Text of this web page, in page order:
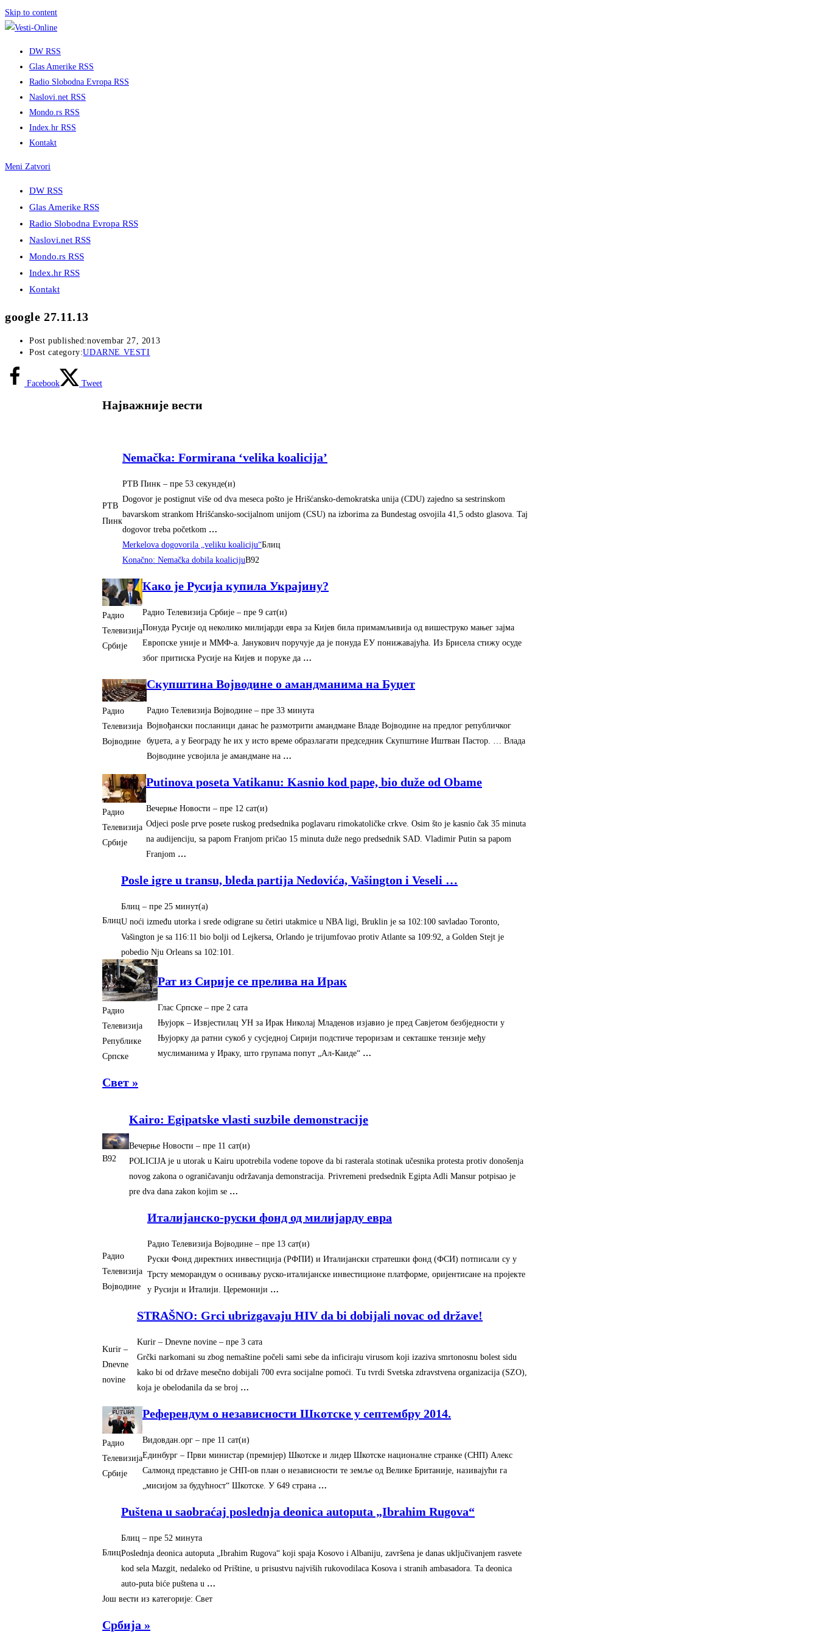
Skip to content
DW RSS
Glas Amerike RSS
Radio Slobodna Evropa RSS
Naslovi.net RSS
Mondo.rs RSS
Index.hr RSS
Kontakt
Meni Zatvori
DW RSS
Glas Amerike RSS
Radio Slobodna Evropa RSS
Naslovi.net RSS
Mondo.rs RSS
Index.hr RSS
Kontakt
google 27.11.13
Post published:novembar 27, 2013
Post category:UDARNE VESTI
Facebook Tweet
Најважније вести
РТВ
Пинк
Nemačka: Formirana ‘velika koalicija’
РТВ Пинк – ‎пре 53 секунде(и)‎
Dogovor je postignut više od dva meseca pošto je Hrišćansko-demokratska unija (CDU) zajedno sa sestrinskom
bavarskom strankom Hrišćansko-socijalnom unijom (CSU) na izborima za Bundestag osvojila 41,5 odsto glasova. Taj
dogovor treba početkom …
Merkelova dogovorila „veliku koaliciju“Блиц
Konačno: Nemačka dobila koalicijuB92
Радио
Телевизија
Србије
Како је Русија купила Украјину?
Радио Телевизија Србије – ‎пре 9 сат(и)‎
Понуда Русије од неколико милијарди евра за Кијев била примамљивија од вишеструко мањег зајма
Европске уније и ММФ-а. Јанукович поручује да је понуда ЕУ понижавајућа. Из Брисела стижу осуде
због притиска Русије на Кијев и поруке да …
Радио
Телевизија
Војводине
Скупштина Војводине о амандманима на Буџет
Радио Телевизија Војводине – ‎пре 33 минута‎
Војвођански посланици данас ће размотрити амандмане Владе Војводине на предлог републичког
буџета, а у Београду ће их у исто време образлагати председник Скупштине Иштван Пастор. … Влада
Војводине усвојила је амандмане на …
Радио
Телевизија
Србије
Putinova poseta Vatikanu: Kasnio kod pape, bio duže od Obame
Вечерње Новости – ‎пре 12 сат(и)‎
Odjeci posle prve posete ruskog predsednika poglavaru rimokatoličke crkve. Osim što je kasnio čak 35 minuta
na audijenciju, sa papom Franjom pričao 15 minuta duže nego predsednik SAD. Vladimir Putin sa papom
Franjom …
Блиц
Posle igre u transu, bleda partija Nedovića, Vašington i Veseli …
Блиц – ‎пре 25 минут(а)‎
U noći između utorka i srede odigrane su četiri utakmice u NBA ligi, Bruklin je sa 102:100 savladao Toronto,
Vašington je sa 116:11 bio bolji od Lejkersa, Orlando je trijumfovao protiv Atlante sa 109:92, a Golden Stejt je
pobedio Nju Orleans sa 102:101.
Радио
Телевизија
Републике
Српске
Рат из Сирије се прелива на Ирак
Глас Српске – ‎пре 2 сата‎
Њујорк – Извјестилац УН за Ирак Николај Младенов изјавио је пред Савјетом безбједности у
Њујорку да ратни сукоб у сусједној Сирији подстиче тероризам и секташке тензије међу
муслиманима у Ираку, што групама попут „Ал-Каиде“ …
Свет »
B92
Kairo: Egipatske vlasti suzbile demonstracije
Вечерње Новости – ‎пре 11 сат(и)‎
POLICIJA je u utorak u Kairu upotrebila vodene topove da bi rasterala stotinak učesnika protesta protiv donošenja
novog zakona o ograničavanju održavanja demonstracija. Privremeni predsednik Egipta Adli Mansur potpisao je
pre dva dana zakon kojim se …
Радио
Телевизија
Војводине
Италијанско-руски фонд од милијарду евра
Радио Телевизија Војводине – ‎пре 13 сат(и)‎
Руски Фонд директних инвестиција (РФПИ) и Италијански стратешки фонд (ФСИ) потписали су у
Трсту меморандум о оснивању руско-италијанске инвестиционе платформе, оријентисане на пројекте
у Русији и Италији. Церемонији …
Kurir –
Dnevne
novine
STRAŠNO: Grci ubrizgavaju HIV da bi dobijali novac od države!
Kurir – Dnevne novine – ‎пре 3 сата‎
Grčki narkomani su zbog nemaštine počeli sami sebe da inficiraju virusom koji izaziva smrtonosnu bolest sidu
kako bi od države mesečno dobijali 700 evra socijalne pomoći. Tu tvrdi Svetska zdravstvena organizacija (SZO),
koja je obelodanila da se broj …
Радио
Телевизија
Србије
Референдум о независности Шкотске у септембру 2014.
Видовдан.орг – ‎пре 11 сат(и)‎
Единбург – Први министар (премијер) Шкотске и лидер Шкотске националне странке (СНП) Алекс
Салмонд представио је СНП-ов план о независности те земље од Велике Британије, називајући га
„мисијом за будућност“ Шкотске. У 649 страна …
Блиц
Puštena u saobraćaj poslednja deonica autoputa „Ibrahim Rugova“
Блиц – ‎пре 52 минута‎
Poslednja deonica autoputa „Ibrahim Rugova“ koji spaja Kosovo i Albaniju, završena je danas uključivanjem rasvete
kod sela Mazgit, nedaleko od Prištine, u prisustvu najviših rukovodilaca Kosova i stranih ambasadora. Ta deonica
auto-puta biće puštena u …
Још вести из категорије: Свет
Србија »